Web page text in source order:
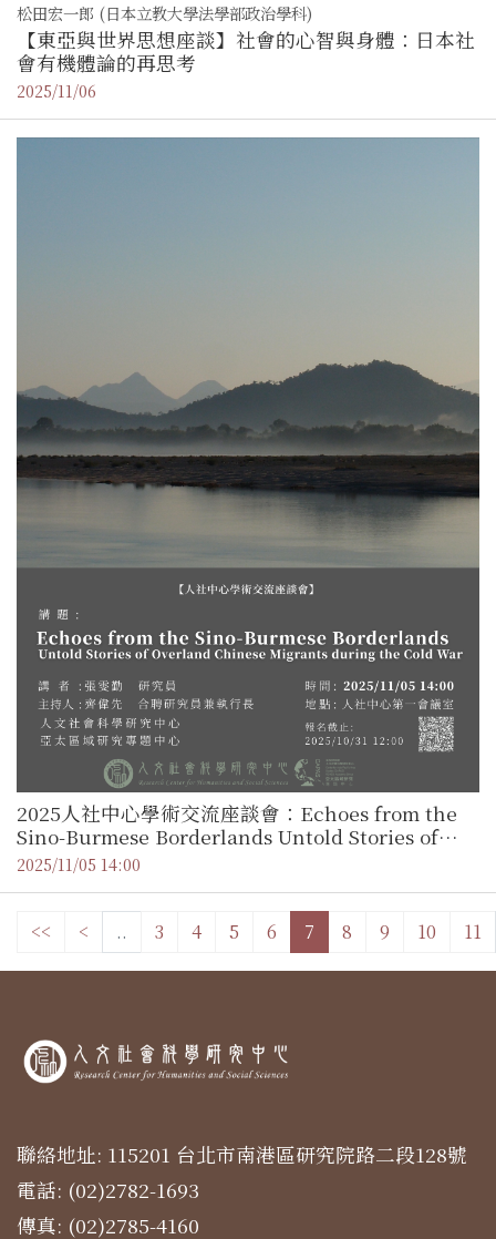
松田宏一郎 (日本立教大學法學部政治學科)
【東亞與世界思想座談】社會的心智與身體：日本社
會有機體論的再思考
2025/11/06
2025人社中心學術交流座談會：Echoes from the
Sino-Burmese Borderlands Untold Stories of
Overland Chinese Migrants during the Cold
心 亞太區域研究專題中心）
2025/11/05 14:00
<< < .. 3 4 5 6 7 8 9 10 11
聯絡地址: 115201 台北市南港區研究院路二段128號
電話: (02)2782-1693
傳真: (02)2785-4160